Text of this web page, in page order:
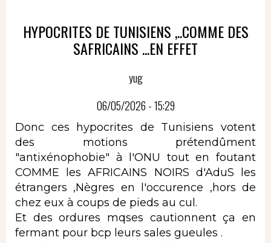
HYPOCRITES DE TUNISIENS ,..COMME DES
SAFRICAINS ...EN EFFET
yug
06/05/2026 - 15:29
Donc ces hypocrites de Tunisiens votent
des motions prétendûment
"antixénophobie" à l'ONU tout en foutant
COMME les AFRICAINS NOIRS d'AduS les
étrangers ,Nègres en l'occurence ,hors de
chez eux à coups de pieds au cul.
Et des ordures mqses cautionnent ça en
fermant pour bcp leurs sales gueules .